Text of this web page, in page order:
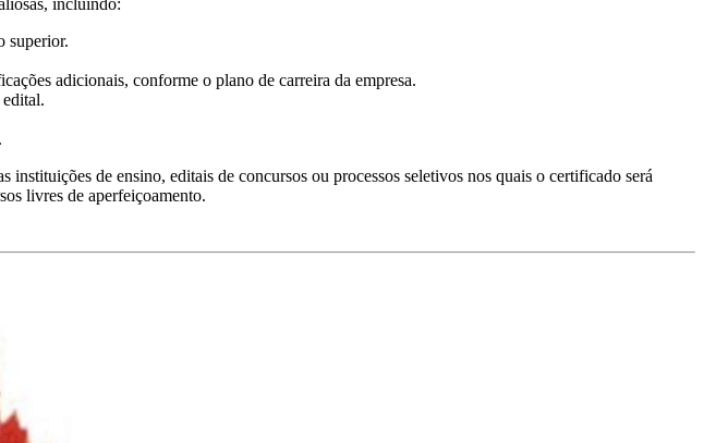
incluindo:
superior.
adicionais, conforme o plano de carreira da empresa.
instituições de ensino, editais de concursos ou processos seletivos nos quais o certificado será
livres de aperfeiçoamento.